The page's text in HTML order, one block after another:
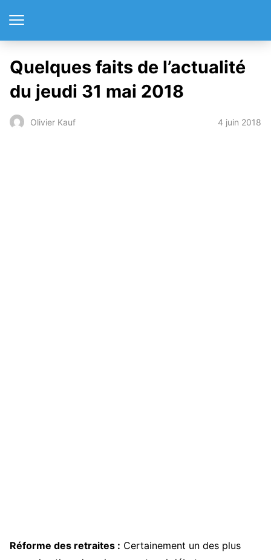
Quelques faits de l’actualité
du jeudi 31 mai 2018
Olivier Kauf 4 juin 2018
Réforme des retraites : Certainement un des plus